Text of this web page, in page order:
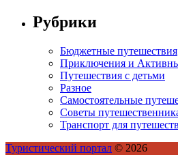
Рубрики
Бюджетные путешествия
Приключения и
Путешествия с детьми
Разное
Самостоятельные
Советы
Транспорт для
Туристический портал © 2026